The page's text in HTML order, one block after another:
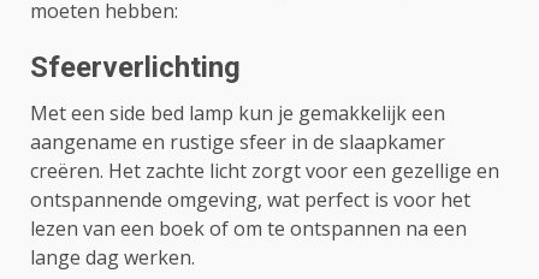
moeten hebben:
Sfeerverlichting
Met een side bed lamp kun je gemakkelijk een
aangename en rustige sfeer in de slaapkamer
creëren. Het zachte licht zorgt voor een gezellige en
ontspannende omgeving, wat perfect is voor het
lezen van een boek of om te ontspannen na een
lange dag werken.